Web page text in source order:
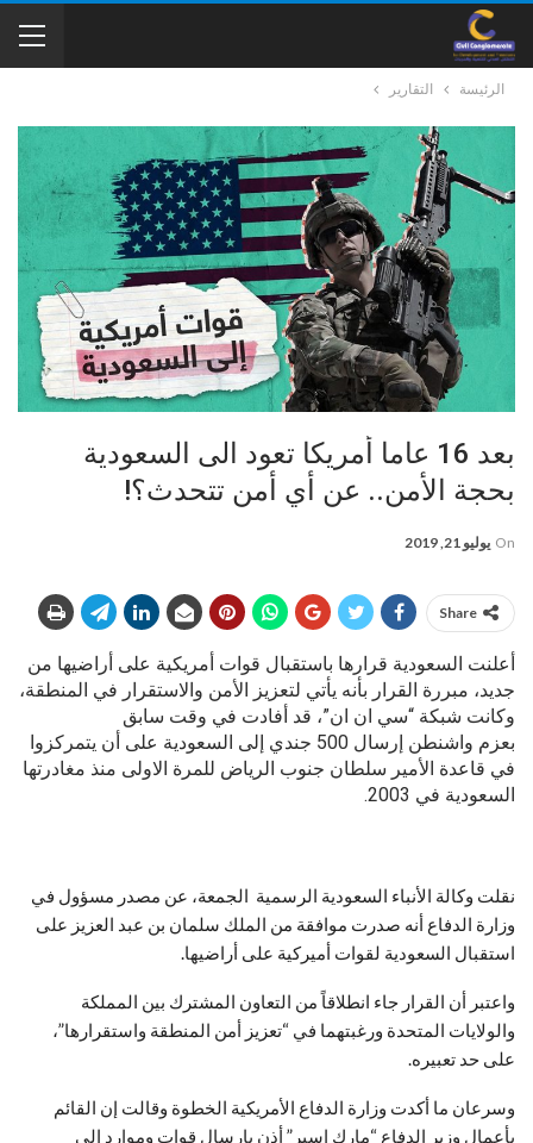
الرئيسة التقارير
بعد 16 عاما أمريكا تعود الى السعودية
بحجة الأمن.. عن أي أمن تتحدث؟!
On يوليو 21, 2019
Share
أعلنت السعودية قرارها باستقبال قوات أمريكية على أراضيها من
جديد، مبررة القرار بأنه یأتي لتعزيز الأمن والاستقرار في المنطقة،
وكانت شبكة “سي ان ان”، قد أفادت في وقت سابق
بعزم واشنطن إرسال 500 جندي إلى السعودية على أن يتمركزوا
في قاعدة الأمير سلطان جنوب الرياض للمرة الاولى منذ مغادرتها
السعودية في 2003.
نقلت وكالة الأنباء السعودية الرسمية الجمعة، عن مصدر مسؤول في
وزارة الدفاع أنه صدرت موافقة من الملك سلمان بن عبد العزيز على
استقبال السعودية لقوات أميركية على أراضيها.
واعتبر أن القرار جاء انطلاقاً من التعاون المشترك بين المملكة
والولايات المتحدة ورغبتهما في “تعزيز أمن المنطقة واستقرارها”،
على حد تعبيره.
وسرعان ما أكدت وزارة الدفاع الأمريكية الخطوة وقالت إن القائم
بأعمال وزير الدفاع “مارك إسبر” أذن بإرسال قوات وموارد إلى